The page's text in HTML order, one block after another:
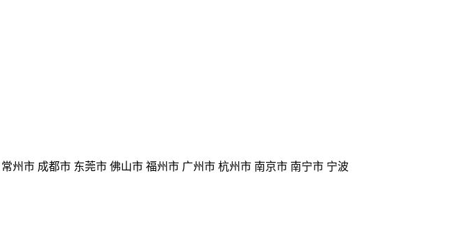
州市 成都市 东莞市 佛山市 福州市 广州市 杭州市 南京市 南宁市 宁波